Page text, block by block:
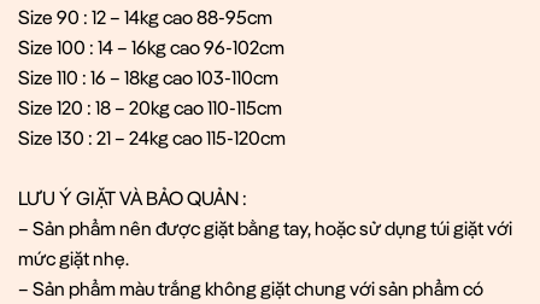
Size 90 : 12 – 14kg cao 88-95cm
Size 100 : 14 – 16kg cao 96-102cm
Size 110 : 16 – 18kg cao 103-110cm
Size 120 : 18 – 20kg cao 110-115cm
Size 130 : 21 – 24kg cao 115-120cm
LƯU Ý GIẶT VÀ BẢO QUẢN :
– Sản phẩm nên được giặt bằng tay, hoặc sử dụng túi giặt với
mức giặt nhẹ.
– Sản phẩm màu trắng không giặt chung với sản phẩm có